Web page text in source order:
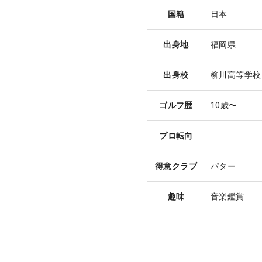
国籍 日本
出身地 福岡県
出身校 柳川高等学校
ゴルフ歴 10歳〜
プロ転向
得意クラブ パター
趣味 音楽鑑賞